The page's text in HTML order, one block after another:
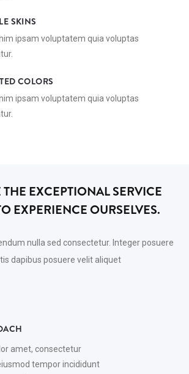
SKINS
ipsam voluptatem quia voluptas
COLORS
ipsam voluptatem quia voluptas
EXCEPTIONAL SERVICE
EXPERIENCE OURSELVES.
nulla sed consectetur. Integer posuere
dapibus posuere velit aliquet
amet, consectetur
tempor incididunt